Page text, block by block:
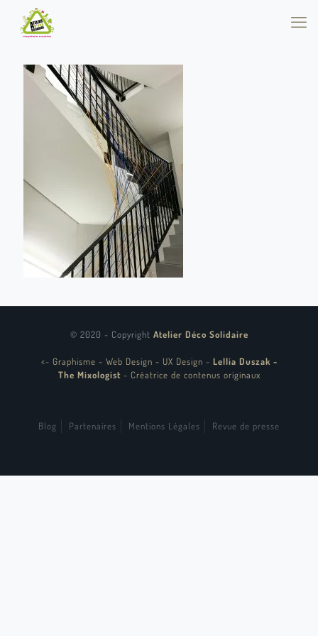
© 2020 - Copyright Atelier Déco Solidaire
<- Graphisme - Web Design - UX Design - Lellia Duszak -
The Mixologist - Créatrice de contenus originaux
Blog Partenaires Mentions Légales Revue de presse